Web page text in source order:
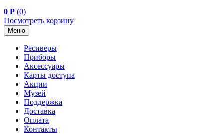
0 Р (0)
Посмотреть корзину
Меню
Ресиверы
Приборы
Аксессуары
Карты доступа
Акции
Музей
Поддержка
Доставка
Оплата
Контакты